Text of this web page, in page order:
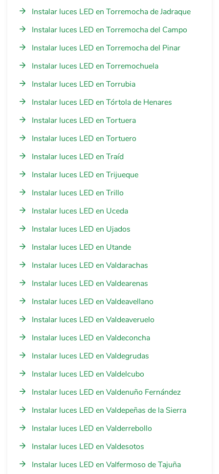
Instalar luces LED en Torremocha de Jadraque
Instalar luces LED en Torremocha del Campo
Instalar luces LED en Torremocha del Pinar
Instalar luces LED en Torremochuela
Instalar luces LED en Torrubia
Instalar luces LED en Tórtola de Henares
Instalar luces LED en Tortuera
Instalar luces LED en Tortuero
Instalar luces LED en Traíd
Instalar luces LED en Trijueque
Instalar luces LED en Trillo
Instalar luces LED en Uceda
Instalar luces LED en Ujados
Instalar luces LED en Utande
Instalar luces LED en Valdarachas
Instalar luces LED en Valdearenas
Instalar luces LED en Valdeavellano
Instalar luces LED en Valdeaveruelo
Instalar luces LED en Valdeconcha
Instalar luces LED en Valdegrudas
Instalar luces LED en Valdelcubo
Instalar luces LED en Valdenuño Fernández
Instalar luces LED en Valdepeñas de la Sierra
Instalar luces LED en Valderrebollo
Instalar luces LED en Valdesotos
Instalar luces LED en Valfermoso de Tajuña